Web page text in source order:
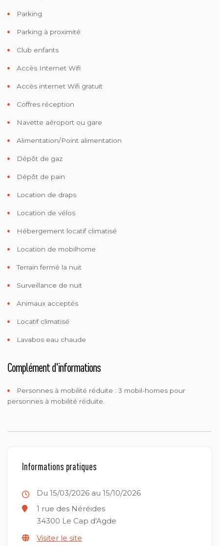
Parking
Parking à proximité
Club enfants
Accès Internet Wifi
Accès internet Wifi gratuit
Coffres réception
Navette aéroport ou gare
Alimentation/Point alimentation
Dépôt de gaz
Dépôt de pain
Location de draps
Location de vélos
Hébergement locatif climatisé
Location de mobilhome
Terrain fermé la nuit
Surveillance de nuit
Animaux acceptés
Locatif climatisé
Lavabos eau chaude
Complément d'informations
Personnes à mobilité réduite : 3 mobil-homes pour
personnes à mobilité réduite.
Informations pratiques
Du 15/03/2026 au 15/10/2026
1 rue des Néréides
34300 Le Cap d'Agde
Visiter le site